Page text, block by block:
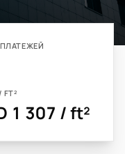
1 307 / ft²